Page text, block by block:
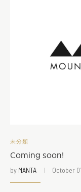
未分類
Coming soon!
by MANTA October